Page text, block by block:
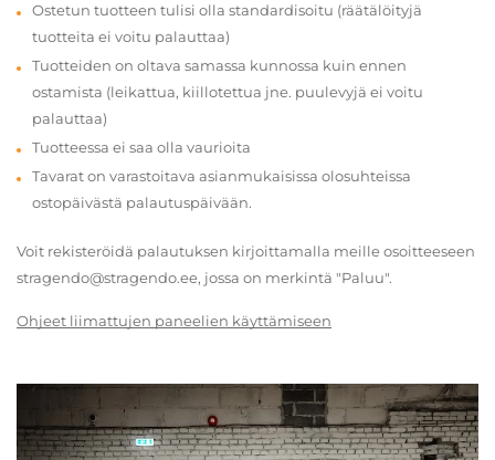
Ostetun tuotteen tulisi olla standardisoitu (räätälöityjä
tuotteita ei voitu palauttaa)
Tuotteiden on oltava samassa kunnossa kuin ennen
ostamista (leikattua, kiillotettua jne. puulevyjä ei voitu
palauttaa)
Tuotteessa ei saa olla vaurioita
Tavarat on varastoitava asianmukaisissa olosuhteissa
ostopäivästä palautuspäivään.
Voit rekisteröidä palautuksen kirjoittamalla meille osoitteeseen
stragendo@stragendo.ee, jossa on merkintä "Paluu".
Ohjeet liimattujen paneelien käyttämiseen